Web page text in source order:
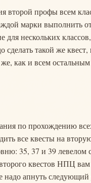
второй профы всем
марки выполнить
для нескольких
сделать такой же
как и всем
по прохождению
все квесты на
35, 37 и 39 левелом
квестов НПЦ
надо апнуть